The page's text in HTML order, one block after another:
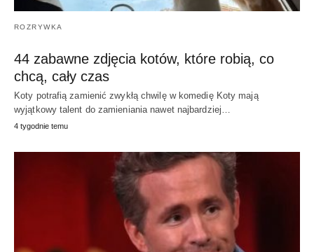
ROZRYWKA
44 zabawne zdjęcia kotów, które robią, co
chcą, cały czas
Koty potrafią zamienić zwykłą chwilę w komedię Koty mają
wyjątkowy talent do zamieniania nawet najbardziej…
4 tygodnie temu